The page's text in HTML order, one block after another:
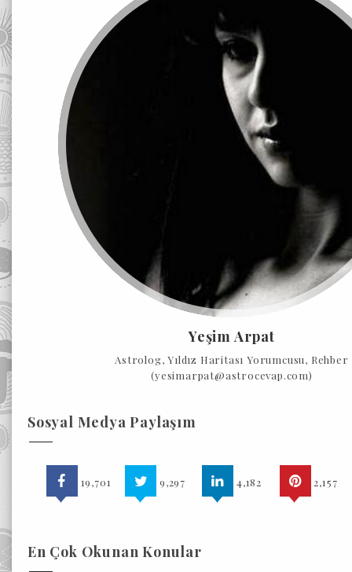
Yeşim Arpat
Astrolog, Yıldız Haritası Yorumcusu, Rehber
(yesimarpat@astrocevap.com)
Sosyal Medya Paylaşım
19,701 9,297 4,182 2,157
En Çok Okunan Konular